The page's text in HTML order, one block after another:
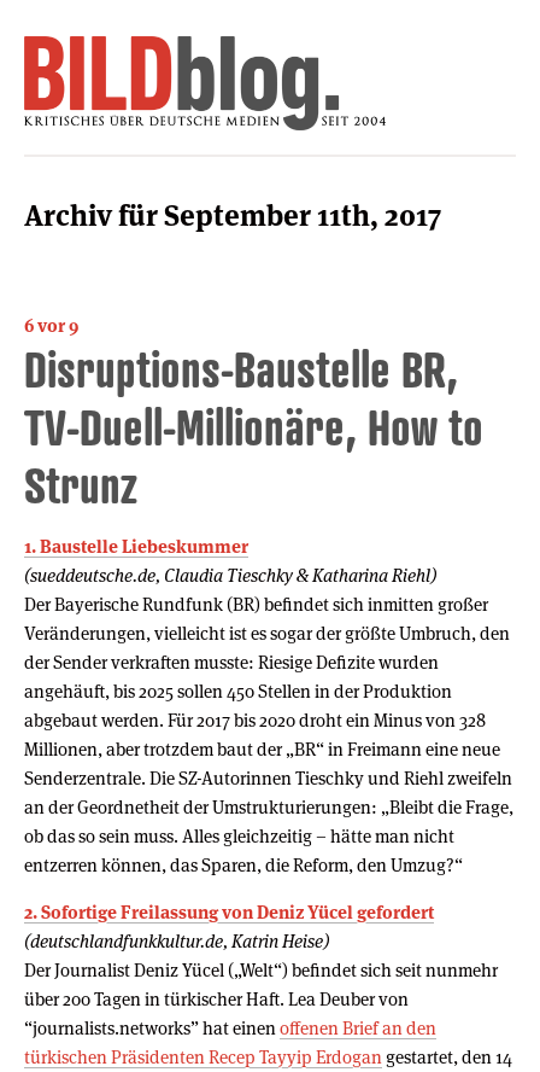
Archiv für September 11th, 2017
6 vor 9
Disruptions-Baustelle BR,
TV-Duell-Millionäre, How to
Strunz
1. Baustelle Liebeskummer
(sueddeutsche.de, Claudia Tieschky & Katharina Riehl)
Der Bayerische Rundfunk (BR) befindet sich inmitten großer
Veränderungen, vielleicht ist es sogar der größte Umbruch, den
der Sender verkraften musste: Riesige Defizite wurden
angehäuft, bis 2025 sollen 450 Stellen in der Produktion
abgebaut werden. Für 2017 bis 2020 droht ein Minus von 328
Millionen, aber trotzdem baut der „BR“ in Freimann eine neue
Senderzentrale. Die SZ-Autorinnen Tieschky und Riehl zweifeln
an der Geordnetheit der Umstrukturierungen: „Bleibt die Frage,
ob das so sein muss. Alles gleichzeitig – hätte man nicht
entzerren können, das Sparen, die Reform, den Umzug?“
2. Sofortige Freilassung von Deniz Yücel gefordert
(deutschlandfunkkultur.de, Katrin Heise)
Der Journalist Deniz Yücel („Welt“) befindet sich seit nunmehr
über 200 Tagen in türkischer Haft. Lea Deuber von
“journalists.networks” hat einen offenen Brief an den
türkischen Präsidenten Recep Tayyip Erdogan gestartet, den 14